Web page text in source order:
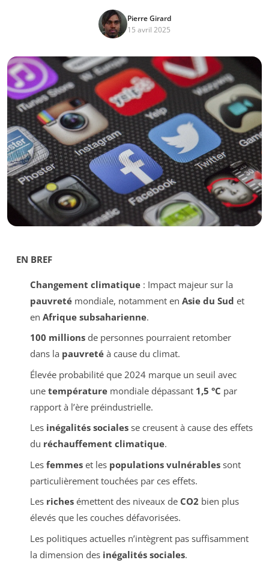
Pierre Girard
15 avril 2025
EN BREF
Changement climatique: Impact majeur sur la
pauvretémondiale, notamment en Asie du Sud et
en Afrique subsaharienne.
100 millionsde personnes pourraient retomber
dans la pauvretéà cause du climat.
Élevée probabilité que 2024 marque un seuil avec
une températuremondiale dépassant 1,5 °C par
rapport à l’ère préindustrielle.
Les inégalités socialesse creusent à cause des effets
du réchauffement climatique.
Les femmeset les populations vulnérablessont
particulièrement touchées par ces effets.
Les richesémettent des niveaux de CO2 bien plus
élevés que les couches défavorisées.
Les politiques actuelles n’intègrent pas suffisamment
la dimension des inégalités sociales.